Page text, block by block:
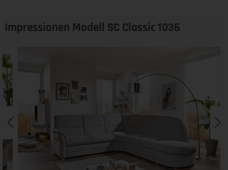
Impressionen Modell SC Classic 1036